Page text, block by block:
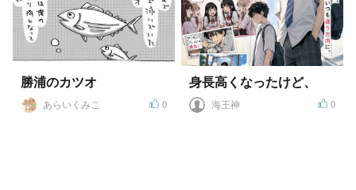
勝浦のカツオ
あらいくみこ 0
身長高くなったけど、
海王神 0